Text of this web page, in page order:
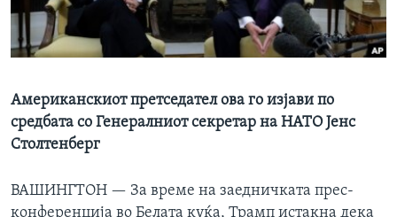
ИНТЕРВЈУА
Јазици
Американскиот претседател ова го изјави по
средбата со Генералниот секретар на НАТО Јенс
Столтенберг
ВАШИНГТОН — За време на заедничката прес-
конференција во Белата куќа, Трамп истакна дека